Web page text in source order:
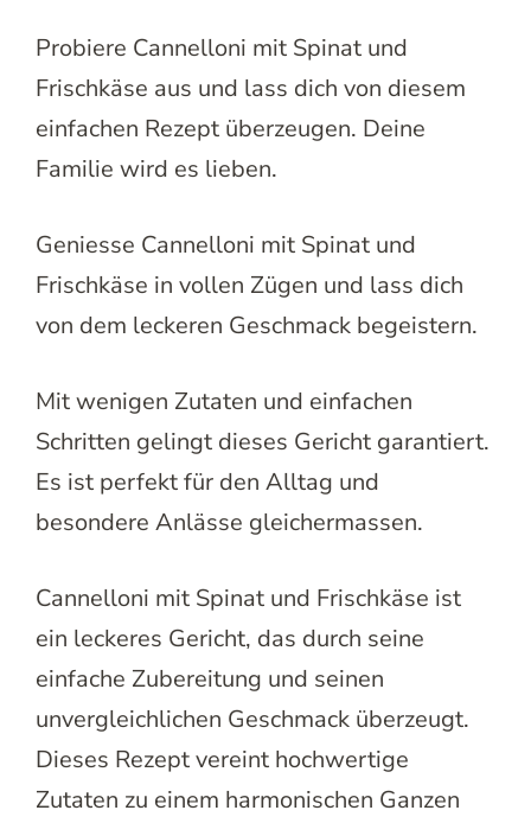
Probiere Cannelloni mit Spinat und
Frischkäse aus und lass dich von diesem
einfachen Rezept überzeugen. Deine
Familie wird es lieben.
Geniesse Cannelloni mit Spinat und
Frischkäse in vollen Zügen und lass dich
von dem leckeren Geschmack begeistern.
Mit wenigen Zutaten und einfachen
Schritten gelingt dieses Gericht garantiert.
Es ist perfekt für den Alltag und
besondere Anlässe gleichermassen.
Cannelloni mit Spinat und Frischkäse ist
ein leckeres Gericht, das durch seine
einfache Zubereitung und seinen
unvergleichlichen Geschmack überzeugt.
Dieses Rezept vereint hochwertige
Zutaten zu einem harmonischen Ganzen